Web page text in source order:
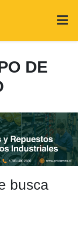
DE
busca